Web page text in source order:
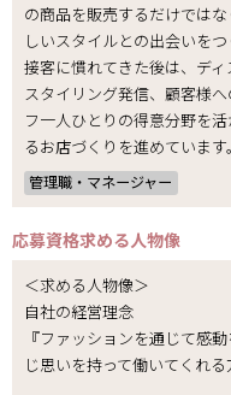
の商品を販売するだけでは
しいスタイルとの出会いをつ
接客に慣れてきた後は、ディ
スタイリング発信、顧客様
フ一人ひとりの得意分野を
るお店づくりを進めています。
管理職・マネージャー
応募資格求める人物像
＜求める人物像＞
自社の経営理念
『ファッションを通じて感
じ思いを持って働いてくれる